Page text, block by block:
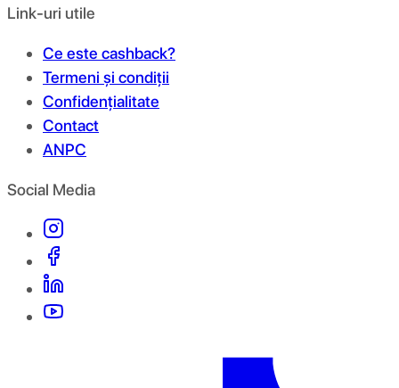
Link-uri utile
Ce este cashback?
Termeni și condiții
Confidențialitate
Contact
ANPC
Social Media